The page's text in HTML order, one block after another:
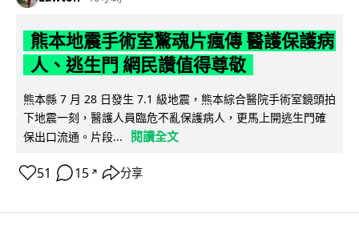
熊本地震手術室驚魂片瘋傳 醫護保護病
人、逃生門 網民讚值得尊敬
熊本縣 7 月 28 日發生 7.1 級地震，熊本綜合醫院手術室鏡頭拍
下地震一刻，醫護人員臨危不亂保護病人，更馬上開逃生門確
保出口流通。片段...
閱讀全文
51 15 ↗ 分享